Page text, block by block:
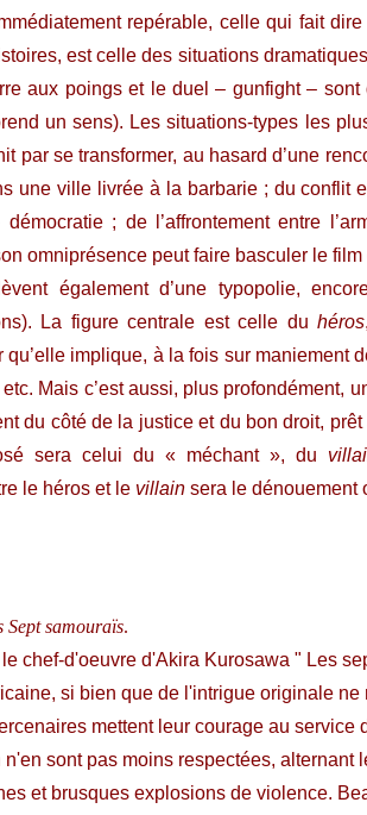
repérable, celle qui fait
est celle des situations
aux poings et le duel – gunfight –
un sens). Les situations-types les
par se transformer, au hasard d’une
une ville livrée à la barbarie ; du conflit
démocratie ; de l’affrontement entre
omniprésence peut faire basculer le
également d’une typopolie,
La figure centrale est celle duhéros
qu’elle implique, à la fois sur
Mais c’est aussi, plus profondément,
du côté de la justice et du bon droit,
sera celui du « méchant », du
le héros et le villain sera le dénouement
Sept samouraïs.
chef-d'oeuvre d'Akira Kurosawa " Les
si bien que de l'intrigue originale
mettent leur courage au service
n'en sont pas moins respectées,
et brusques explosions de violence.